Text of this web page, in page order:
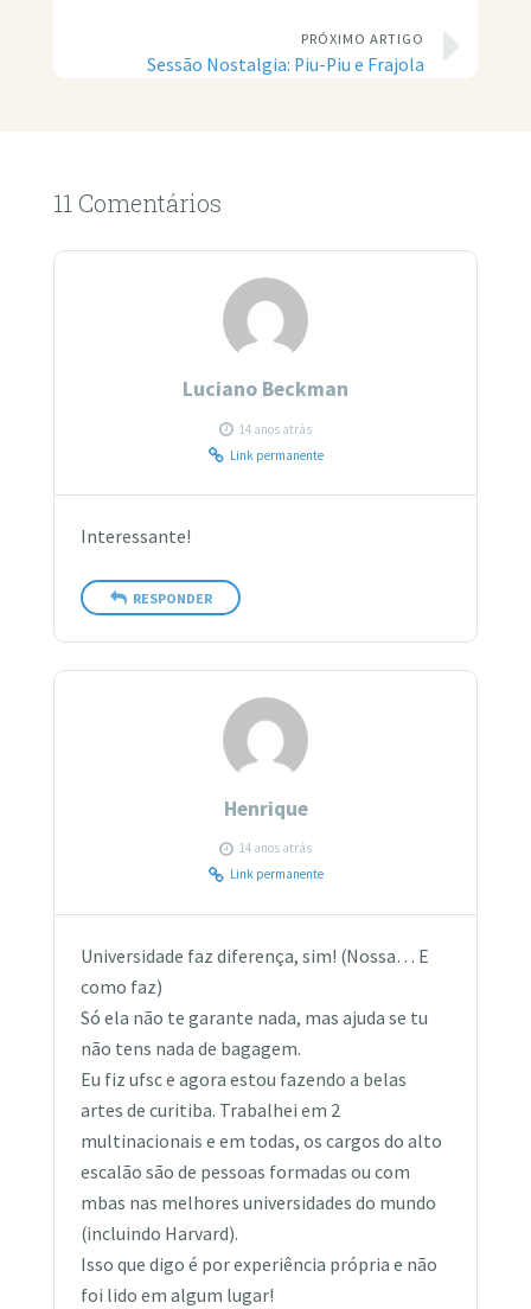
PRÓXIMO ARTIGO
Sessão Nostalgia: Piu-Piu e Frajola
11 Comentários
Luciano Beckman
14 anos atrás
Link permanente
Interessante!
RESPONDER
Henrique
14 anos atrás
Link permanente
Universidade faz diferença, sim! (Nossa… E
como faz)
Só ela não te garante nada, mas ajuda se tu
não tens nada de bagagem.
Eu fiz ufsc e agora estou fazendo a belas
artes de curitiba. Trabalhei em 2
multinacionais e em todas, os cargos do alto
escalão são de pessoas formadas ou com
mbas nas melhores universidades do mundo
(incluindo Harvard).
Isso que digo é por experiência própria e não
foi lido em algum lugar!